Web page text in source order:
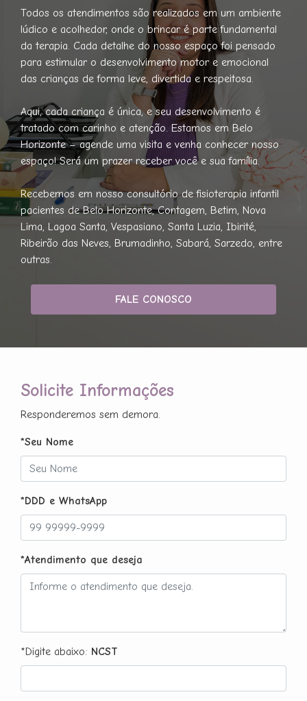
Todos os atendimentos são realizados em um ambiente
lúdico e acolhedor, onde o brincar é parte fundamental
da terapia. Cada detalhe do nosso espaço foi pensado
para estimular o desenvolvimento motor e emocional
das crianças de forma leve, divertida e respeitosa.
Aqui, cada criança é única, e seu desenvolvimento é
tratado com carinho e atenção. Estamos em Belo
Horizonte – agende uma visita e venha conhecer nosso
espaço! Será um prazer receber você e sua família.
Recebemos em nosso consultório de fisioterapia infantil
pacientes de Belo Horizonte, Contagem, Betim, Nova
Lima, Lagoa Santa, Vespasiano, Santa Luzia, Ibirité,
Ribeirão das Neves, Brumadinho, Sabará, Sarzedo, entre
outras.
FALE CONOSCO
Solicite Informações
Responderemos sem demora.
*Seu Nome
*DDD e WhatsApp
*Atendimento que deseja
*Digite abaixo: NCST